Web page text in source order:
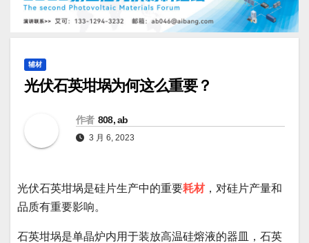
辅材
光伏石英坩埚为何这么重要？
作者 808, ab
3 月 6, 2023
光伏石英坩埚是硅片生产中的重要耗材，对硅片产量和
品质有重要影响。
石英坩埚是单晶炉内用于装放高温硅熔液的器皿，石英